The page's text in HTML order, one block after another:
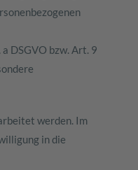
DSGVO bzw. Art. 9
werden. Im
in die